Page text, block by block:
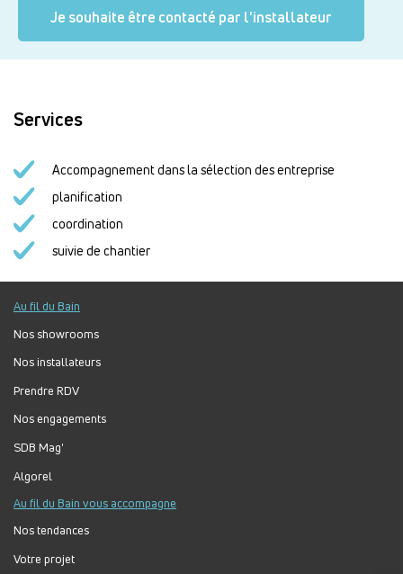
Je souhaite être contacté par l'installateur
Services
Accompagnement dans la sélection des entreprise
planification
coordination
suivie de chantier
Au fil du Bain
Nos showrooms
Nos installateurs
Prendre RDV
Nos engagements
SDB Mag'
Algorel
Au fil du Bain vous accompagne
Nos tendances
Votre projet